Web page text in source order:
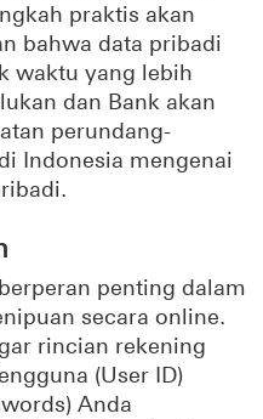
praktis akan
bahwa data pribadi
waktu yang lebih
dan Bank akan
perundang-
Indonesia mengenai
penting dalam
secara online.
rincian rekening
(User ID)
Anda